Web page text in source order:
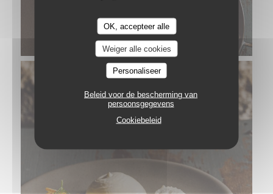
OK, accepteer alle
Weiger alle cookies
Personaliseer
Beleid voor de bescherming van
persoonsgegevens
Cookiebeleid